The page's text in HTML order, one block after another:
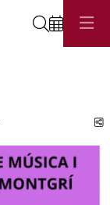
Cerca